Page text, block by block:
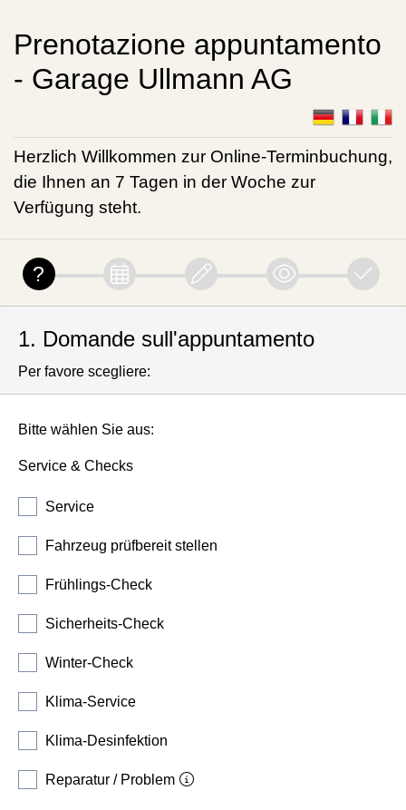
Prenotazione appuntamento
- Garage Ullmann AG
Herzlich Willkommen zur Online-Terminbuchung,
die Ihnen an 7 Tagen in der Woche zur
Verfügung steht.
1. Domande sull'appuntamento
Per favore scegliere:
Bitte wählen Sie aus:
Service & Checks
Service
Fahrzeug prüfbereit stellen
Frühlings-Check
Sicherheits-Check
Winter-Check
Klima-Service
Klima-Desinfektion
Reparatur / Problem